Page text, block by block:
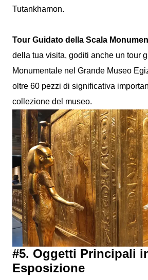
Tutankhamon.
Tour Guidato della Scala
della tua visita, goditi anche un tour
Monumentale nel Grande Museo
oltre 60 pezzi di significativa
collezione del museo.
#5. Oggetti Principali
Esposizione